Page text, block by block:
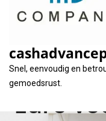
Snel, eenvoudig en
gemoedsrust.
Euro